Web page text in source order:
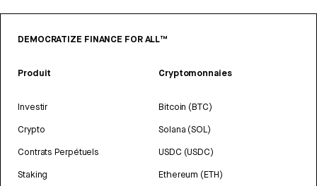
DEMOCRATIZE FINANCE FOR ALL™
Produit
Investir
Crypto
Contrats Perpétuels
Staking
Cryptomonnaies
Bitcoin (BTC)
Solana (SOL)
USDC (USDC)
Ethereum (ETH)